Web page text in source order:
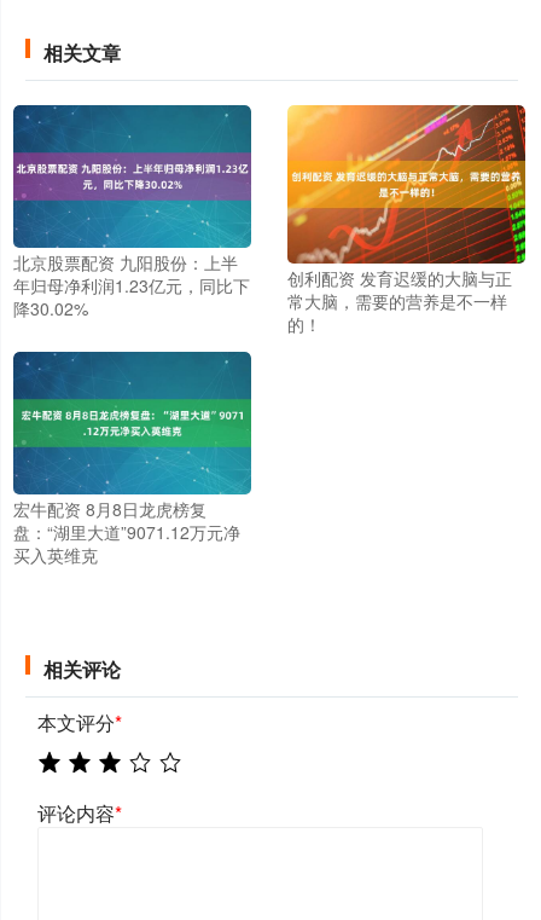
相关文章
北京股票配资 九阳股份：上半
年归母净利润1.23亿元，同比下
降30.02%
创利配资 发育迟缓的大脑与正
常大脑，需要的营养是不一样
的！
宏牛配资 8月8日龙虎榜复
盘：“湖里大道”9071.12万元净
买入英维克
相关评论
本文评分*
评论内容*